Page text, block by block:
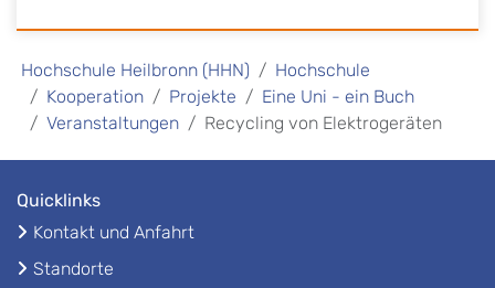
Hochschule Heilbronn (HHN)
Hochschule
Kooperation
Projekte
Eine Uni - ein Buch
Veranstaltungen
Recycling von Elektrogeräten
Quicklinks
Kontakt und Anfahrt
Standorte